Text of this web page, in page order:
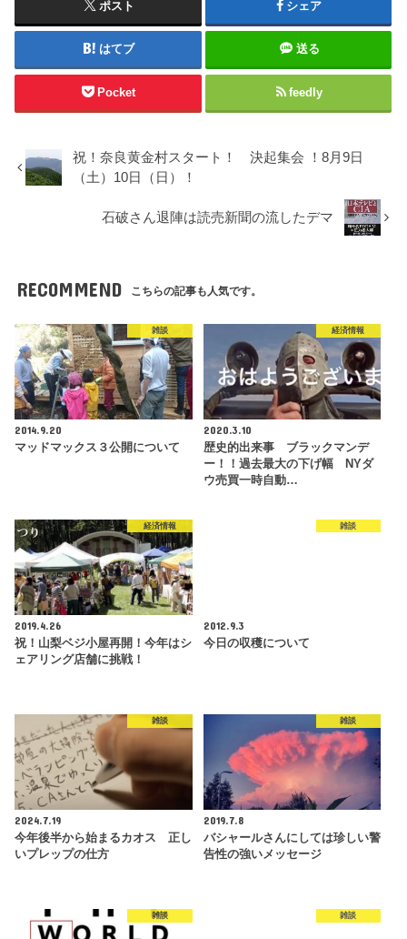
ポスト シェア
はてブ 送る
Pocket feedly
祝！奈良黄金村スタート！ 決起集会 ！8月9日
（土）10日（日）！
石破さん退陣は読売新聞の流したデマ
RECOMMEND こちらの記事も人気です。
雑談
2014.9.20
マッドマックス３公開について
経済情報
2020.3.10
歴史的出来事 ブラックマンデ
ー！！過去最大の下げ幅 NYダ
ウ売買一時自動…
経済情報
2019.4.26
祝！山梨ベジ小屋再開！今年はシ
ェアリング店舗に挑戦！
雑談
2012.9.3
今日の収穫について
雑談
2024.7.19
今年後半から始まるカオス 正し
いプレップの仕方
雑談
2019.7.8
バシャールさんにしては珍しい警
告性の強いメッセージ
雑談 雑談